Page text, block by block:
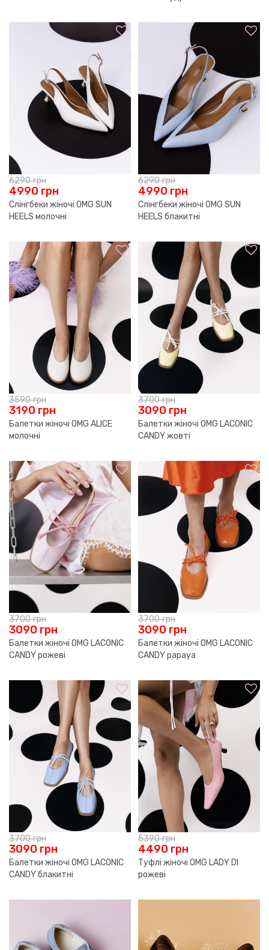
6290грн
4990 грн
Слінгбеки жіночі OMG SUN
HEELS молочні
6290грн
4990 грн
Слінгбеки жіночі OMG SUN
HEELS блакитні
3590грн
3190 грн
Балетки жіночі OMG ALICE
молочні
3700грн
3090 грн
Балетки жіночі OMG LACONIC
CANDY жовті
3700грн
3090 грн
Балетки жіночі OMG LACONIC
CANDY рожеві
3700грн
3090 грн
Балетки жіночі OMG LACONIC
CANDY papaya
3700грн
3090 грн
Балетки жіночі OMG LACONIC
CANDY блакитні
5390грн
4490 грн
Туфлі жіночі OMG LADY DI
рожеві